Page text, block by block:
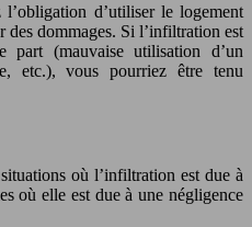
d’utiliser le logement
des dommages. Si l’infiltration est
(mauvaise utilisation d’un
etc.), vous pourriez être tenu
où l’infiltration est due à
où elle est due à une négligence